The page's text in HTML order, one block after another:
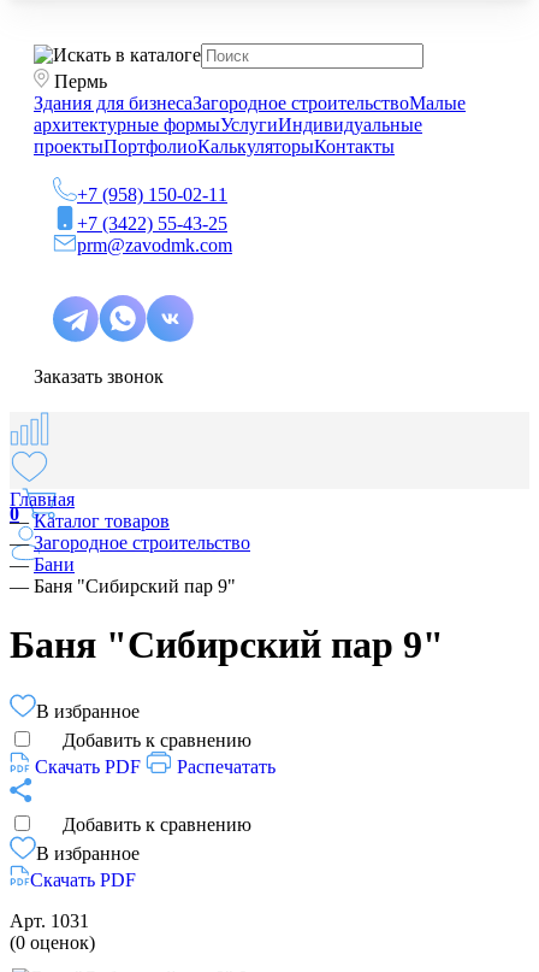
Пермь
Здания для бизнесаЗагородное строительствоМалые
архитектурные формыУслугиИндивидуальные
проектыПортфолиоКалькуляторыКонтакты
+7 (958) 150-02-11
+7 (3422) 55-43-25
prm@zavodmk.com
Заказать звонок
0
Главная
—Каталог товаров
—Загородное строительство
—Бани
— Баня "Сибирский пар 9"
Баня "Сибирский пар 9"
В избранное
Добавить к сравнению
Скачать PDF
Распечатать
Добавить к сравнению
В избранное
Скачать PDF
Арт. 1031
(0 оценок)